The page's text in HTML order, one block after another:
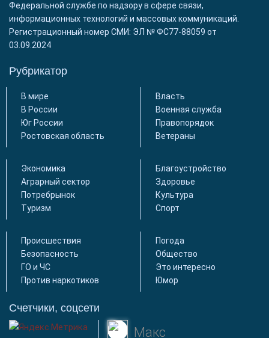
Федеральной службе по надзору в сфере связи,
информационных технологий и массовых коммуникаций.
Регистрационный номер СМИ: ЭЛ № ФС77-88059 от
03.09.2024
Рубрикатор
В мире
В России
Юг России
Ростовская область
Власть
Военная служба
Правопорядок
Ветераны
Экономика
Аграрный сектор
Потребрынок
Туризм
Благоустройство
Здоровье
Культура
Спорт
Происшествия
Безопасность
ГО и ЧС
Против наркотиков
Погода
Общество
Это интересно
Юмор
Счетчики, соцсети
Макс